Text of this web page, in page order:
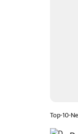
Top-10-